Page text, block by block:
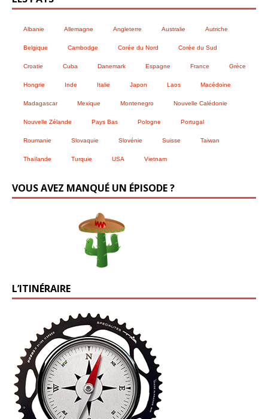
Albanie Allemagne Angleterre Australie Autriche
Belgique Cambodge Corée du Nord Corée du Sud
Croatie Cuba Danemark Espagne France Grèce
Hongrie Inde Italie Japon Laos Macédoine
Madagascar Mexique Montenegro Nouvelle Calédonie
Nouvelle Zélande Pays Bas Pologne Portugal
Roumanie Slovaquie Slovénie Suisse Taiwan
Thaïlande Turquie USA Vietnam
VOUS AVEZ MANQUÉ UN ÉPISODE ?
L’ITINÉRAIRE